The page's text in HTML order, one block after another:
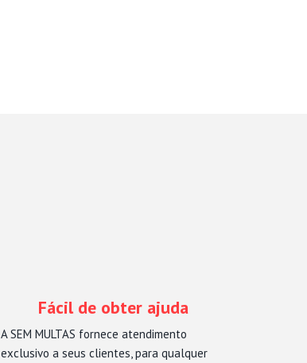
Fácil de obter ajuda
A SEM MULTAS fornece atendimento
exclusivo a seus clientes, para qualquer